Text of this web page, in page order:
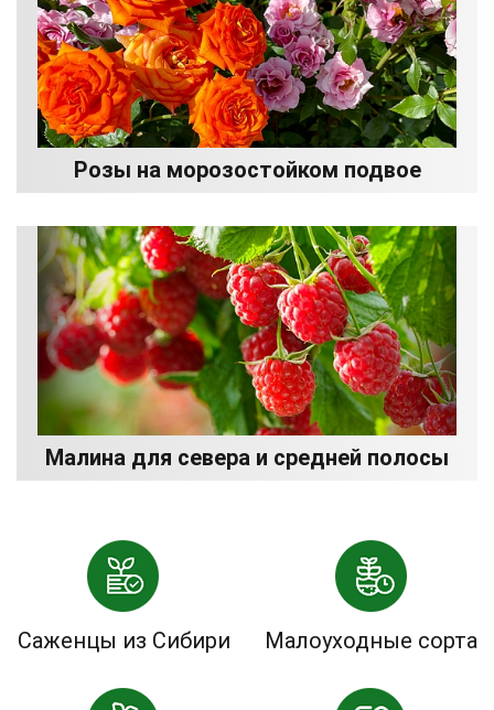
Розы на морозостойком подвое
Малина для севера и средней полосы
Саженцы из Сибири Малоуходные сорта